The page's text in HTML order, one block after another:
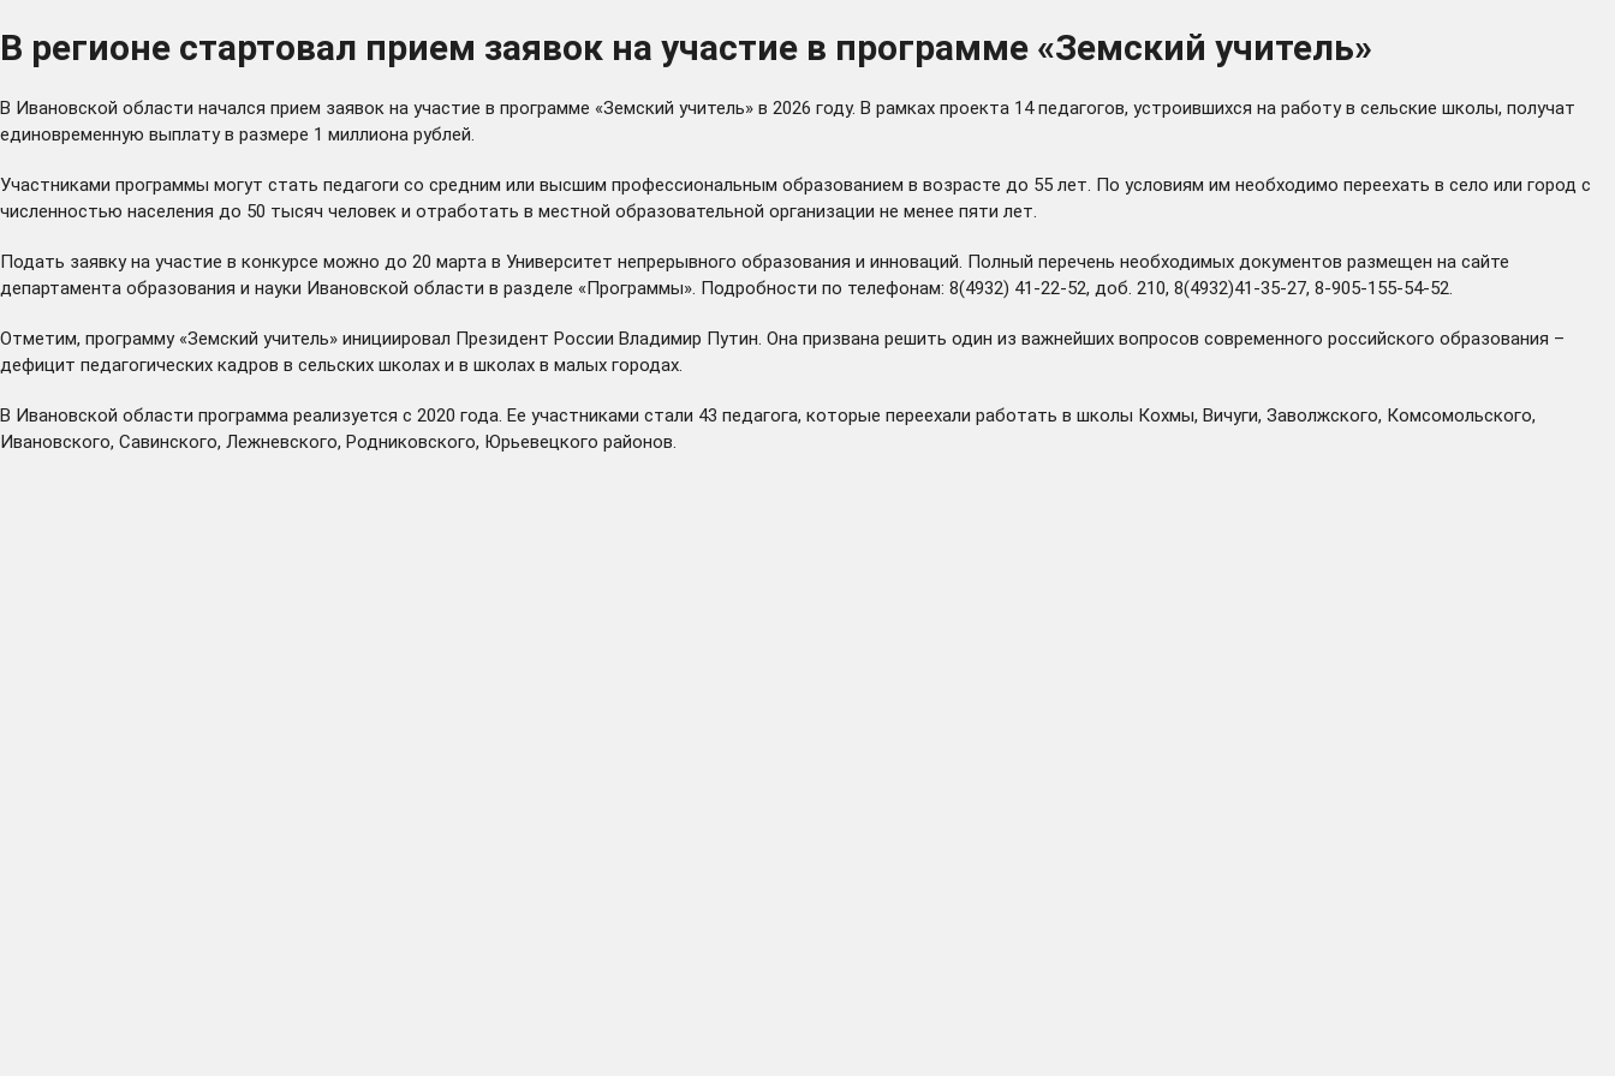
В регионе стартовал прием заявок на участие в программе «Земский учитель»
В Ивановской области начался прием заявок на участие в программе «Земский учитель» в 2026 году. В рамках проекта 14 педагогов, устроившихся на работу в сельские школы, получат
единовременную выплату в размере 1 миллиона рублей.
Участниками программы могут стать педагоги со средним или высшим профессиональным образованием в возрасте до 55 лет. По условиям им необходимо переехать в село или город с
численностью населения до 50 тысяч человек и отработать в местной образовательной организации не менее пяти лет.
Подать заявку на участие в конкурсе можно до 20 марта в Университет непрерывного образования и инноваций. Полный перечень необходимых документов размещен на сайте
департамента образования и науки Ивановской области в разделе «Программы». Подробности по телефонам: 8(4932) 41-22-52, доб. 210, 8(4932)41-35-27, 8-905-155-54-52.
Отметим, программу «Земский учитель» инициировал Президент России Владимир Путин. Она призвана решить один из важнейших вопросов современного российского образования –
дефицит педагогических кадров в сельских школах и в школах в малых городах.
В Ивановской области программа реализуется с 2020 года. Ее участниками стали 43 педагога, которые переехали работать в школы Кохмы, Вичуги, Заволжского, Комсомольского,
Ивановского, Савинского, Лежневского, Родниковского, Юрьевецкого районов.